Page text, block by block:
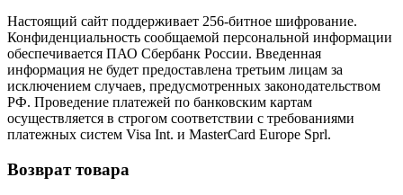
Настоящий сайт поддерживает 256-битное шифрование.
Конфиденциальность сообщаемой персональной информации
обеспечивается ПАО Сбербанк России. Введенная
информация не будет предоставлена третьим лицам за
исключением случаев, предусмотренных законодательством
РФ. Проведение платежей по банковским картам
осуществляется в строгом соответствии с требованиями
платежных систем Visa Int. и MasterCard Europe Sprl.
Возврат товара